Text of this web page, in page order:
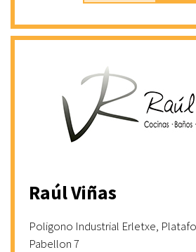
Raúl Viñas
Poligono Industrial Erletxe,
Pabellon 7